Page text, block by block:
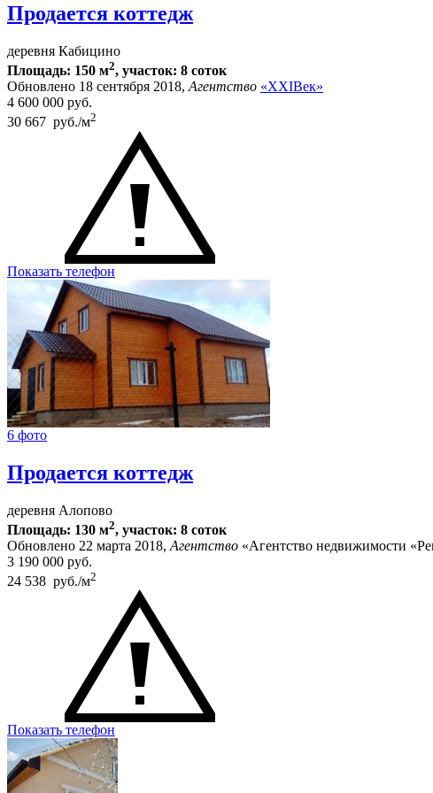
Продается коттедж
деревня Кабицино
Площадь: 150 м2, участок: 8 соток
Обновлено 18 сентября 2018,Агентство «XXIВек»
4 600 000 руб.
30 667 руб./м2
Показать телефон
6 фото
Продается коттедж
деревня Алопово
Площадь: 130 м2, участок: 8 соток
Обновлено 22 марта 2018, Агентство «Агентство недвижимости
3 190 000 руб.
24 538 руб./м2
Показать телефон